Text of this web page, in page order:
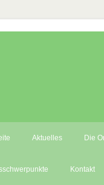
Aktuelles Die
Kontakt